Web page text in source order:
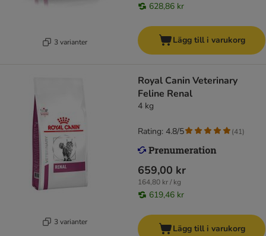
3 varianter
628,86 kr
Lägg till i varukorg
3 varianter
Royal Canin Veterinary
Feline Renal
4 kg
659,00 kr
164,80 kr / kg
619,46 kr
Rating: 4.8/5 (41)
Lägg till i varukorg